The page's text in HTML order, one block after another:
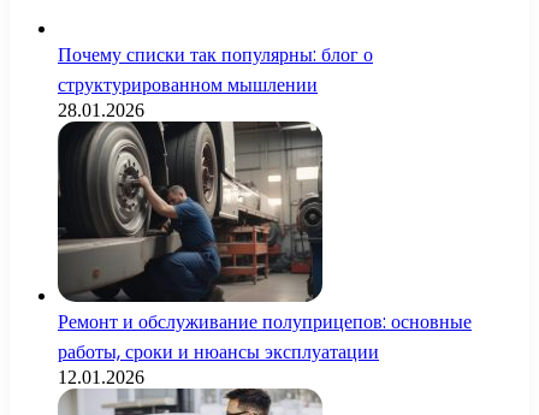
Почему списки так популярны: блог о
структурированном мышлении
28.01.2026
Ремонт и обслуживание полуприцепов: основные
работы, сроки и нюансы эксплуатации
12.01.2026